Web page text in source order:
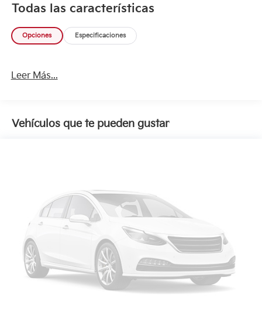
Todas las características
Opciones Especificaciones
Leer Más...
Vehículos que te pueden gustar